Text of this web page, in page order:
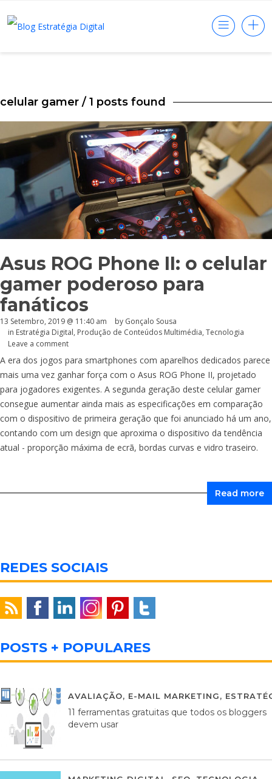
celular gamer / 1 posts found
Asus ROG Phone II: o celular
gamer poderoso para
fanáticos
13 Setembro, 2019 @ 11:40 am by Gonçalo Sousa
in Estratégia Digital, Produção de Conteúdos Multimédia, Tecnologia
Leave a comment
A era dos jogos para smartphones com aparelhos dedicados parece
mais uma vez ganhar força com o Asus ROG Phone II, projetado
para jogadores exigentes. A segunda geração deste celular gamer
consegue aumentar ainda mais as especificações em comparação
com o dispositivo de primeira geração que foi anunciado há um ano,
contando com um design que aproxima o dispositivo da tendência
atual - proporção máxima de ecrã, bordas curvas e vidro traseiro.
Read more
REDES SOCIAIS
POSTS + POPULARES
AVALIAÇÃO, E-MAIL MARKETING,
11 ferramentas gratuitas que todos os bloggers
devem usar